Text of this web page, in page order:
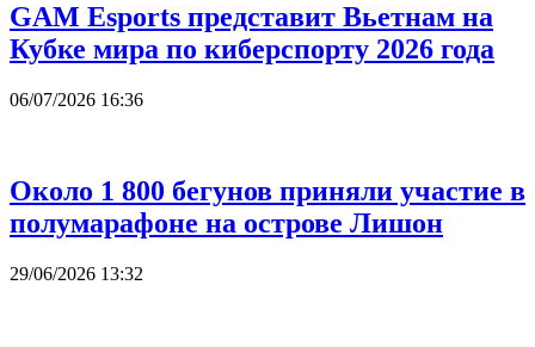
GAM Esports представит Вьетнам на
Кубке мира по киберспорту 2026 года
06/07/2026 16:36
Около 1 800 бегунов приняли участие в
полумарафоне на острове Лишон
29/06/2026 13:32